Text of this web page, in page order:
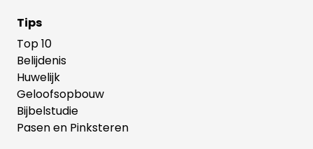
Tips
Top 10
Belijdenis
Huwelijk
Geloofsopbouw
Bijbelstudie
Pasen en Pinksteren